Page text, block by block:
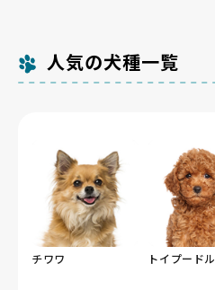
人気の犬種一覧
チワワ トイプードル